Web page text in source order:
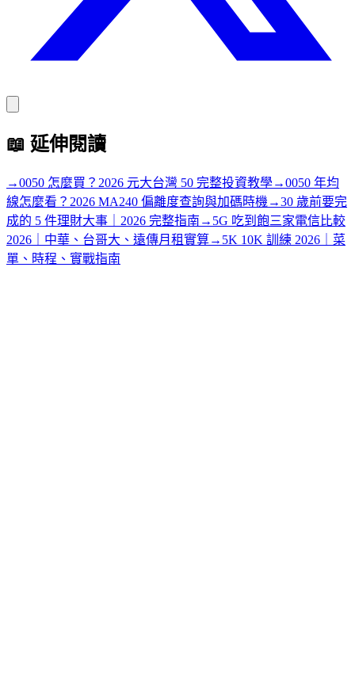
📖 延伸閱讀
→0050 怎麼買？2026 元大台灣 50 完整投資教學→0050 年均
線怎麼看？2026 MA240 偏離度查詢與加碼時機 →30 歲前要完
成的 5 件理財大事｜2026 完整指南 → 5G 吃到飽三家電信比較
2026｜中華、台哥大、遠傳月租實算→ 5K 10K 訓練 2026｜菜
單、時程、實戰指南